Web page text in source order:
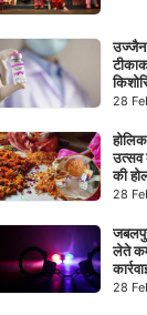
उज्जैन
टीका
28
उत्सव
की
28
लेते
28